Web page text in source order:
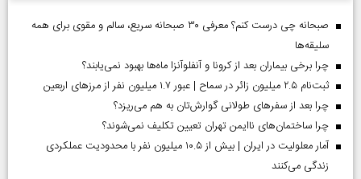
صبحانه چی درست کنم؟ معرفی ۳۰ صبحانه سریع، سالم و مقوی برای همه
سلیقه‌ها
چرا برخی بیماران بعد از کرونا و آنفلوآنزا ماه‌ها بهبود نمی‌یابند؟
ثبت‌نام ۲.۵ میلیون زائر در سماح | عبور ۱.۷ میلیون نفر از مرز‌های اربعین
چرا بعد از سفرهای طولانی گوارش‌تان به هم می‌ریزد؟
چرا ساختمان‌های ناایمن تهران تعیین تکلیف نمی‌شوند؟
آمار معلولیت در ایران | بیش از ۱۰.۵ میلیون نفر با محدودیت عملکردی
زندگی می‌کنند